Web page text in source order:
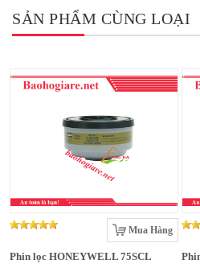
SẢN PHẨM CÙNG LOẠI
Mua Hàng
Phin lọc HONEYWELL 75SCL